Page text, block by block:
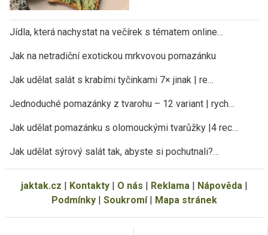
Jídla, která nachystat na večírek s tématem online…
Jak na netradiční exotickou mrkvovou pomazánku
Jak udělat salát s krabími tyčinkami 7× jinak | re…
Jednoduché pomazánky z tvarohu – 12 variant | rych…
Jak udělat pomazánku s olomouckými tvarůžky |4 rec…
Jak udělat sýrový salát tak, abyste si pochutnali?…
jaktak.cz | Kontakty| O nás | Reklama | Nápověda |
Podmínky| Soukromí| Mapa stránek